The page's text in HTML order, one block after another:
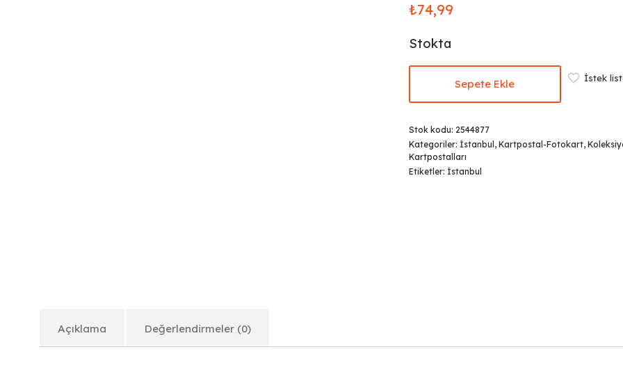
₺74,99
Stokta
Sepete Ekle İstek
Stok kodu: 2544877
Kategoriler: İstanbul , Kartpostal-Fotokart,
Kartpostalları
Etiketler: İstanbul
Açıklama Değerlendirmeler (0)